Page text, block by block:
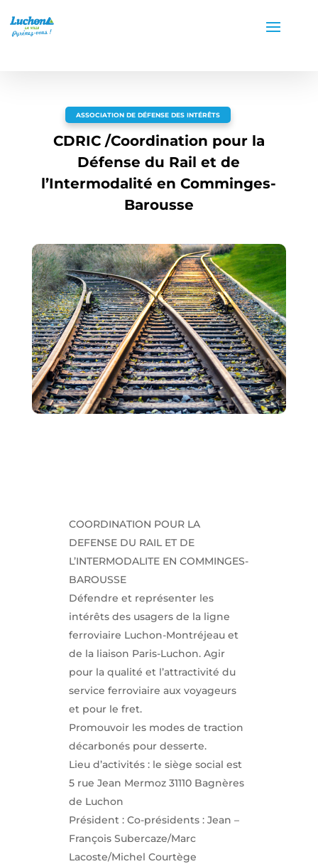
ASSOCIATION DE DÉFENSE DES INTÉRÊTS
CDRIC /Coordination pour la
Défense du Rail et de
l’Intermodalité en Comminges-
Barousse
COORDINATION POUR LA
DEFENSE DU RAIL ET DE
L’INTERMODALITE EN COMMINGES-
BAROUSSE
Défendre et représenter les
intérêts des usagers de la ligne
ferroviaire Luchon-Montréjeau et
de la liaison Paris-Luchon. Agir
pour la qualité et l’attractivité du
service ferroviaire aux voyageurs
et pour le fret.
Promouvoir les modes de traction
décarbonés pour desserte.
Lieu d’activités : le siège social est
5 rue Jean Mermoz 31110 Bagnères
de Luchon
Président : Co-présidents : Jean –
François Subercaze/Marc
Lacoste/Michel Courtège